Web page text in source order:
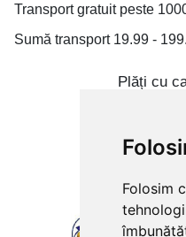
Folosim
Transport gratuit peste
Sumă transport 19.99 -
Plăți cu